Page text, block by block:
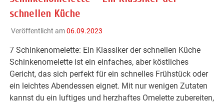
schnellen Küche
Veröffentlicht am06.09.2023
7 Schinkenomelette: Ein Klassiker der schnellen Küche
Schinkenomelette ist ein einfaches, aber köstliches
Gericht, das sich perfekt für ein schnelles Frühstück oder
ein leichtes Abendessen eignet. Mit nur wenigen Zutaten
kannst du ein luftiges und herzhaftes Omelette zubereiten,